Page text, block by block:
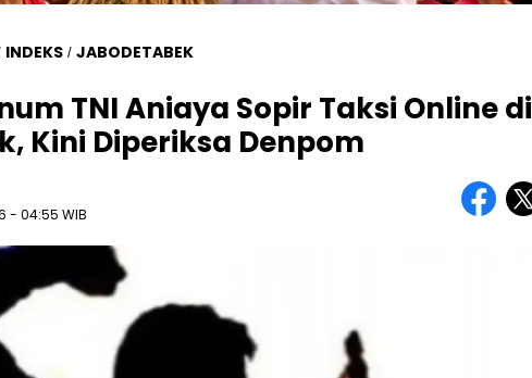
INDEKS / JABODETABEK
TNI Aniaya Sopir Taksi Online di
Kini Diperiksa Denpom
- 04:55 WIB